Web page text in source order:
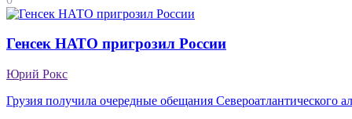
Генсек НАТО пригрозил России
Юрий Рокс
Грузия получила очередные обещания Североатлантического